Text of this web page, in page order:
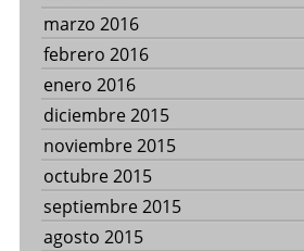
marzo 2016
febrero 2016
enero 2016
diciembre 2015
noviembre 2015
octubre 2015
septiembre 2015
agosto 2015